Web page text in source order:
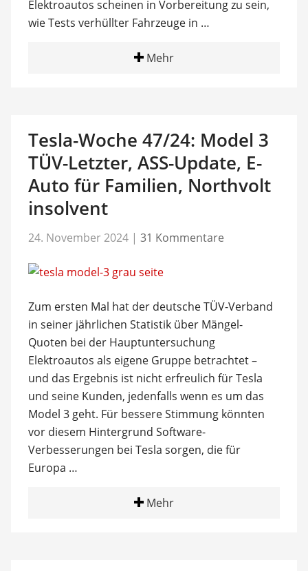
Elektroautos scheinen in Vorbereitung zu sein,
wie Tests verhüllter Fahrzeuge in …
Mehr
Tesla-Woche 47/24: Model 3
TÜV-Letzter, ASS-Update, E-
Auto für Familien, Northvolt
insolvent
24. November 2024 | 31 Kommentare
Zum ersten Mal hat der deutsche TÜV-Verband
in seiner jährlichen Statistik über Mängel-
Quoten bei der Hauptuntersuchung
Elektroautos als eigene Gruppe betrachtet –
und das Ergebnis ist nicht erfreulich für Tesla
und seine Kunden, jedenfalls wenn es um das
Model 3 geht. Für bessere Stimmung könnten
vor diesem Hintergrund Software-
Verbesserungen bei Tesla sorgen, die für
Europa …
Mehr